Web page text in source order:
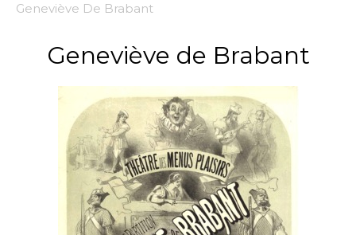
Geneviève De Brabant
Geneviève de Brabant